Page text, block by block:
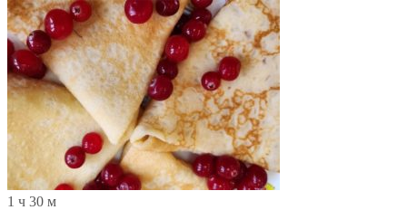
1 ч 30 м